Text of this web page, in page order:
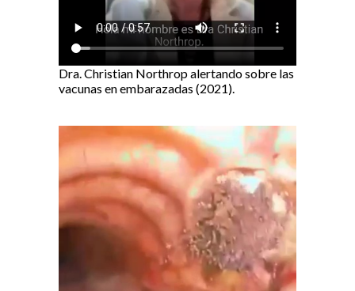
Dra. Christian Northrop alertando sobre las
vacunas en embarazadas (2021).